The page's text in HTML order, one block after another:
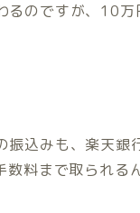
のですが、 10万
込みも、 楽天銀
数料まで取られる